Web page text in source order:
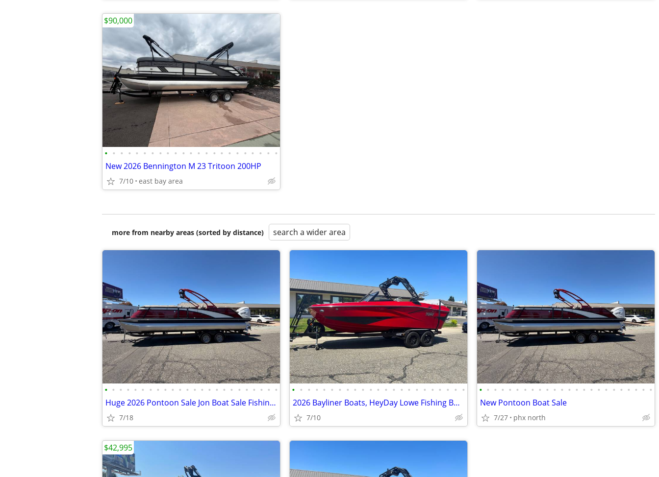
• • • • • • • • • • • • • • • • • • • • • • •
New 2026 Bennington M 23 Tritoon 200HP
7/10 east bay area
$90,000
more from nearby areas (sorted by distance) search a wider area
• • • • • • • • • • • • • • • • • • • • • • • •
Huge 2026 Pontoon Sale Jon Boat Sale Fishing Boat Sale Wake Boat Sale
7/18
• • • • • • • • • • • • • • • • • • • • • • •
2026 Bayliner Boats, HeyDay Lowe Fishing BoatWake Boats, Pontoon Boats
7/10
• • • • • • • • • • • • • • • • • • • • • • • •
New Pontoon Boat Sale
7/27 phx north
$42,995